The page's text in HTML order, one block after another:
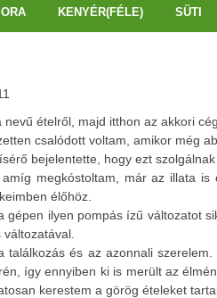
KENYÉR(FÉLE) SÜTI
ételről, majd itthon az akkori
csalódott voltam, amikor még
bejelentette, hogy ezt szolgálnak
megkóstoltam, már az illata is
élőhöz.
gépen ilyen pompás ízű változatot
találkozás és az azonnali
így ennyiben ki is merült az
kerestem a görög ételeket